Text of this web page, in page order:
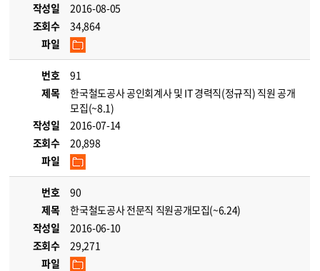
작성일
2016-08-05
조회수
34,864
파일
번호
91
제목
한국철도공사 공인회계사 및 IT 경력직(정규직) 직원 공개
모집(~8.1)
작성일
2016-07-14
조회수
20,898
파일
번호
90
제목
한국철도공사 전문직 직원공개모집(~6.24)
작성일
2016-06-10
조회수
29,271
파일